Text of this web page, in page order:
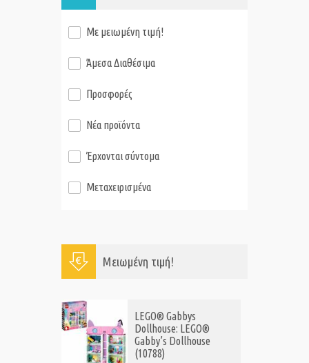
Με μειωμένη τιμή!
Άμεσα Διαθέσιμα
Προσφορές
Νέα προϊόντα
Έρχονται σύντομα
Μεταχειρισμένα
Μειωμένη τιμή!
LEGO® Gabbys
Dollhouse: LEGO®
Gabby’s Dollhouse
(10788)